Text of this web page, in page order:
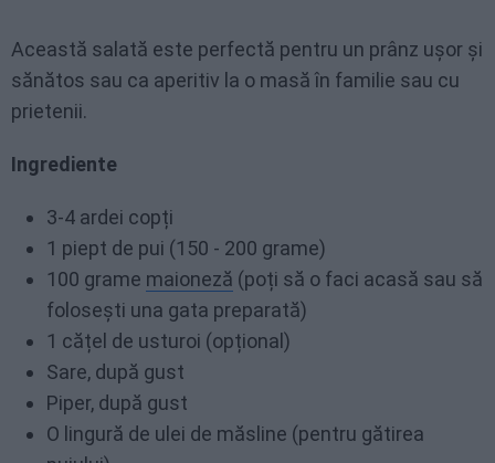
Această salată este perfectă pentru un prânz ușor și
sănătos sau ca aperitiv la o masă în familie sau cu
prietenii.
Ingrediente
3-4 ardei copți
1 piept de pui (150 - 200 grame)
100 grame maioneză (poți să o faci acasă sau să
folosești una gata preparată)
1 cățel de usturoi (opțional)
Sare, după gust
Piper, după gust
O lingură de ulei de măsline (pentru gătirea